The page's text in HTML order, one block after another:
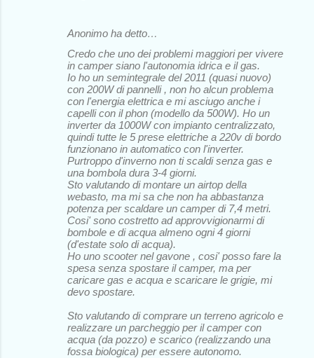
Anonimo ha detto…
Credo che uno dei problemi maggiori per vivere
in camper siano l'autonomia idrica e il gas.
Io ho un semintegrale del 2011 (quasi nuovo)
con 200W di pannelli , non ho alcun problema
con l'energia elettrica e mi asciugo anche i
capelli con il phon (modello da 500W). Ho un
inverter da 1000W con impianto centralizzato,
quindi tutte le 5 prese elettriche a 220v di bordo
funzionano in automatico con l'inverter.
Purtroppo d'inverno non ti scaldi senza gas e
una bombola dura 3-4 giorni.
Sto valutando di montare un airtop della
webasto, ma mi sa che non ha abbastanza
potenza per scaldare un camper di 7,4 metri.
Cosi' sono costretto ad approvvigionarmi di
bombole e di acqua almeno ogni 4 giorni
(d'estate solo di acqua).
Ho uno scooter nel gavone , cosi' posso fare la
spesa senza spostare il camper, ma per
caricare gas e acqua e scaricare le grigie, mi
devo spostare.
Sto valutando di comprare un terreno agricolo e
realizzare un parcheggio per il camper con
acqua (da pozzo) e scarico (realizzando una
fossa biologica) per essere autonomo.